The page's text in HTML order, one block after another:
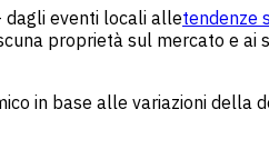
dagli eventi locali alletendenze
proprietà sul mercato e ai
in base alle variazioni della